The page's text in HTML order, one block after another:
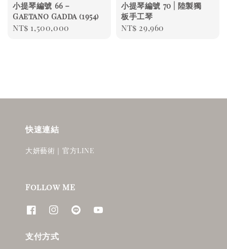
小提琴編號 66－
Gaetano Gadda (1954)
Regular
NT$ 1,500,000
小提琴編號 70 | 陸製獨
板手工琴
Regular
NT$ 29,960
快速連結
大妍藝術｜官方LINE
Follow ME
支付方式